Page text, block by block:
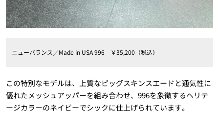
ニューバランス／Made in USA 996 ￥35,200（税込）
この特別なモデルは、上質なピッグスキンスエードと通気性に
優れたメッシュアッパーを組み合わせ、996を象徴するヘリテ
ージカラーのネイビーでシックに仕上げられています。